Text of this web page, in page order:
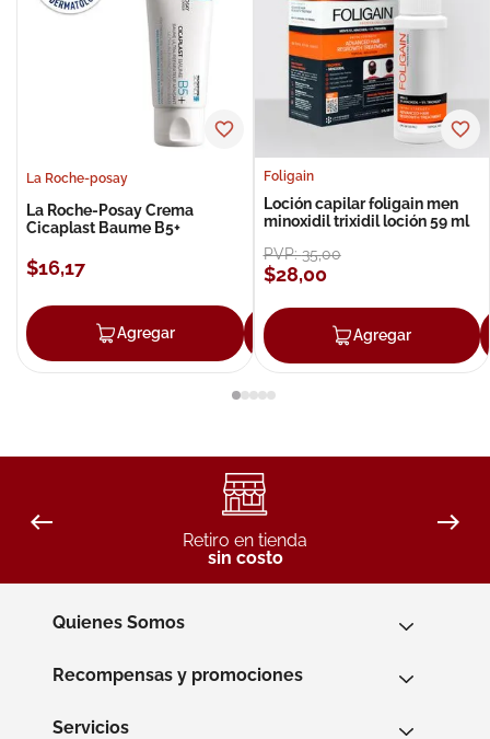
La Roche-posay
La Roche-Posay Crema
Cicaplast Baume B5+
$16,17
Agregar Agregar
Foligain
Loción capilar foligain men
minoxidil trixidil loción 59 ml
PVP:35,00
$28,00
Agregar
Retiro en tienda
sin costo
Quienes Somos
Recompensas y promociones
Servicios